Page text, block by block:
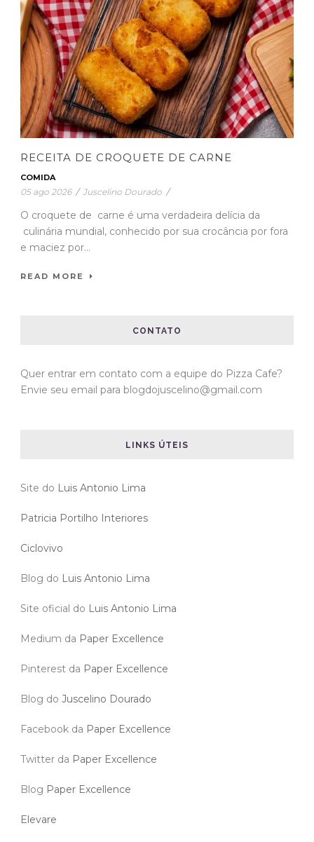
RECEITA DE CROQUETE DE CARNE
COMIDA
05 ago 2026 / Juscelino Dourado /
O croquete de carne é uma verdadeira delícia da
culinária mundial, conhecido por sua crocância por fora
e maciez por...
READ MORE
CONTATO
Quer entrar em contato com a equipe do Pizza Cafe?
Envie seu email para blogdojuscelino@gmail.com
LINKS ÚTEIS
Site do Luis Antonio Lima
Patricia Portilho Interiores
Ciclovivo
Blog do Luis Antonio Lima
Site oficial do Luis Antonio Lima
Medium da Paper Excellence
Pinterest da Paper Excellence
Blog do Juscelino Dourado
Facebook da Paper Excellence
Twitter da Paper Excellence
Blog Paper Excellence
Elevare